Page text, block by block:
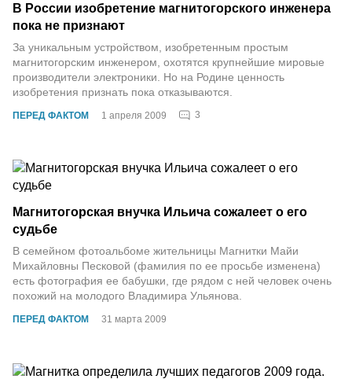
ПЕРЕД ФАКТОМ 1 апреля 2009 3
В России изобретение магнитогорского инженера
пока не признают
За уникальным устройством, изобретенным простым
магнитогорским инженером, охотятся крупнейшие мировые
производители электроники. Но на Родине ценность
изобретения признать пока отказываются.
ПЕРЕД ФАКТОМ 31 марта 2009
Магнитогорская внучка Ильича сожалеет о его
судьбе
В семейном фотоальбоме жительницы Магнитки Майи
Михайловны Песковой (фамилия по ее просьбе изменена)
есть фотография ее бабушки, где рядом с ней человек очень
похожий на молодого Владимира Ульянова.